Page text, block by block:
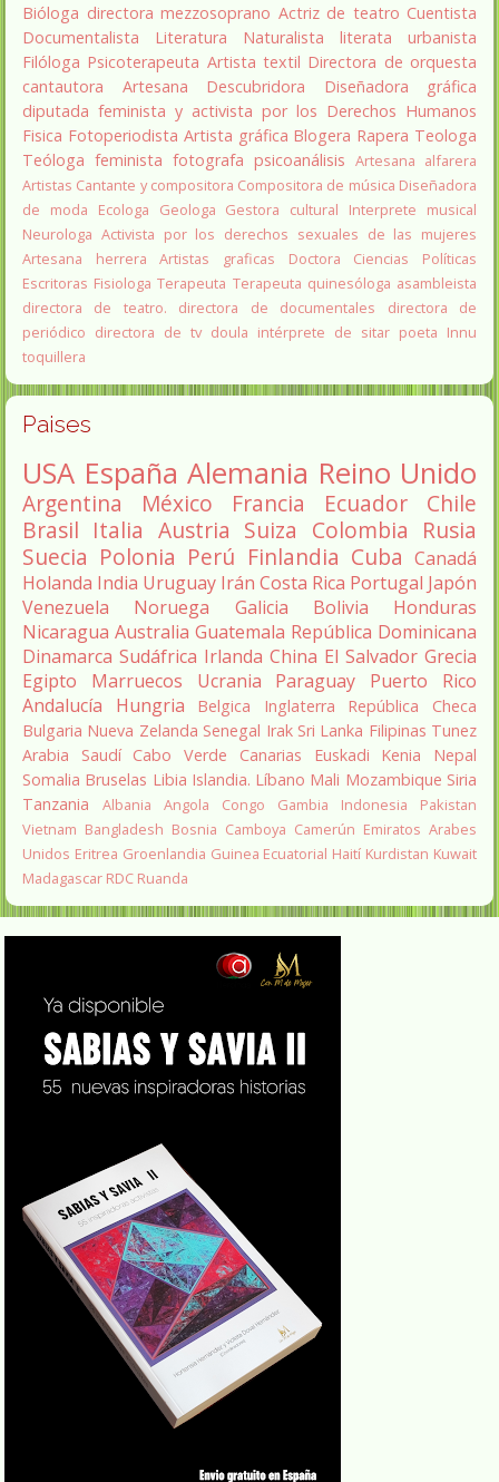
Bióloga directora mezzosoprano Actriz de teatro Cuentista
Documentalista
Literatura Naturalista literata
urbanista
Filóloga Psicoterapeuta Artista textil Directora de orquesta
cantautora
Artesana Descubridora
Diseñadora gráfica
diputada feminista y activista por los Derechos Humanos
Fisica Fotoperiodista Artista gráfica Blogera Rapera Teologa
Teóloga feminista fotografa psicoanálisis Artesana alfarera
Artistas Cantante y compositora Compositora de música Diseñadora
de moda
Ecologa Geologa Gestora cultural
Interprete musical
Neurologa Activista por los derechos sexuales de las mujeres
Artesana herrera
Artistas graficas
Doctora Ciencias Políticas
Escritoras Fisiologa Terapeuta Terapeuta quinesóloga asambleista
directora de teatro.
directora de documentales
directora de
periódico directora de tv doula intérprete de sitar poeta Innu
toquillera
Paises
USA España Alemania Reino Unido
Argentina México Francia Ecuador
Chile
Brasil Italia Austria Suiza Colombia Rusia
Suecia Polonia Perú Finlandia Cuba Canadá
Holanda India Uruguay Irán Costa Rica Portugal Japón
Venezuela
Noruega Galicia Bolivia
Honduras
Nicaragua Australia Guatemala República Dominicana
Dinamarca Sudáfrica Irlanda China El Salvador Grecia
Egipto
Marruecos Ucrania Paraguay
Puerto Rico
Andalucía
Hungria Belgica Inglaterra
República Checa
Bulgaria Nueva Zelanda Senegal Irak Sri Lanka Filipinas Tunez
Arabia Saudí Cabo Verde Canarias Euskadi Kenia
Nepal
Somalia Bruselas Libia Islandia. Líbano Mali Mozambique Siria
Tanzania
Albania Angola Congo Gambia Indonesia
Pakistan
Vietnam Bangladesh Bosnia Camboya Camerún Emiratos Arabes
Unidos Eritrea Groenlandia Guinea Ecuatorial Haití Kurdistan Kuwait
Madagascar RDC Ruanda